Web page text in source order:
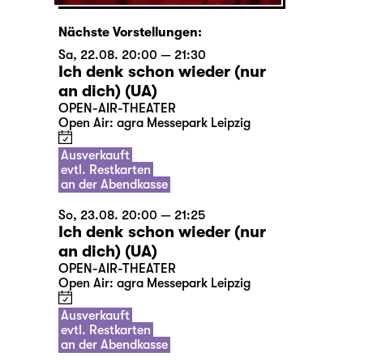
Nächste Vorstellungen:
Sa, 22.08. 20:00 — 21:30
Ich denk schon wieder (nur
an dich) (UA)
OPEN-AIR-THEATER
Open Air: agra Messepark Leipzig
Ausverkauft
evtl. Restkarten
an der Abendkasse
So, 23.08. 20:00 — 21:25
Ich denk schon wieder (nur
an dich) (UA)
OPEN-AIR-THEATER
Open Air: agra Messepark Leipzig
Ausverkauft
evtl. Restkarten
an der Abendkasse